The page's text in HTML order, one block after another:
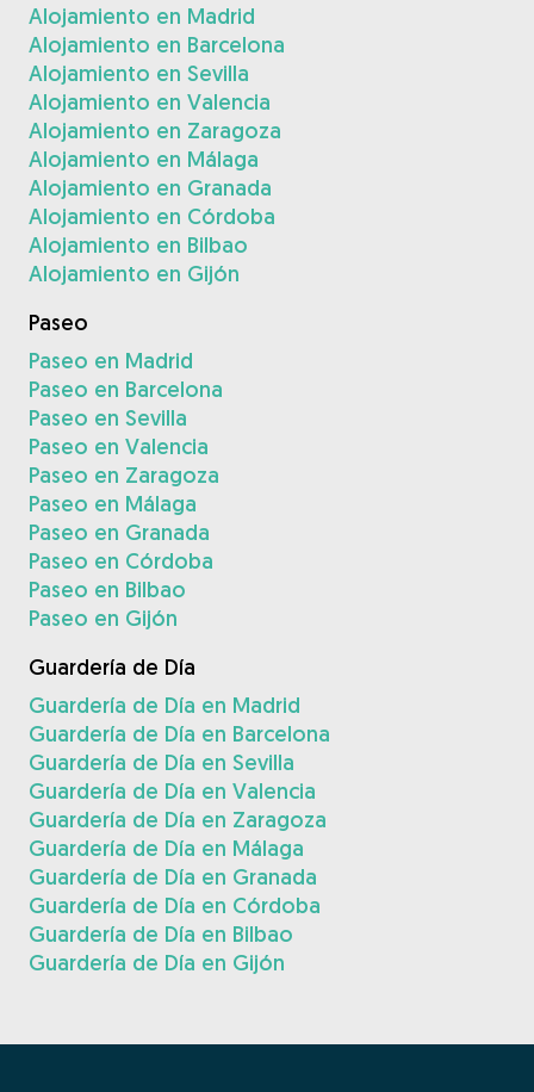
Alojamiento en Madrid
Alojamiento en Barcelona
Alojamiento en Sevilla
Alojamiento en Valencia
Alojamiento en Zaragoza
Alojamiento en Málaga
Alojamiento en Granada
Alojamiento en Córdoba
Alojamiento en Bilbao
Alojamiento en Gijón
Paseo
Paseo en Madrid
Paseo en Barcelona
Paseo en Sevilla
Paseo en Valencia
Paseo en Zaragoza
Paseo en Málaga
Paseo en Granada
Paseo en Córdoba
Paseo en Bilbao
Paseo en Gijón
Guardería de Día
Guardería de Día en Madrid
Guardería de Día en Barcelona
Guardería de Día en Sevilla
Guardería de Día en Valencia
Guardería de Día en Zaragoza
Guardería de Día en Málaga
Guardería de Día en Granada
Guardería de Día en Córdoba
Guardería de Día en Bilbao
Guardería de Día en Gijón